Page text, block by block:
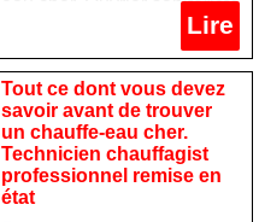
eau cher. Ouvrier sanitariste
professionnel remise en
état
Lire
Tout ce dont vous devez
savoir avant de trouver
un chauffe-eau cher.
Technicien chauffagist
professionnel remise en
état